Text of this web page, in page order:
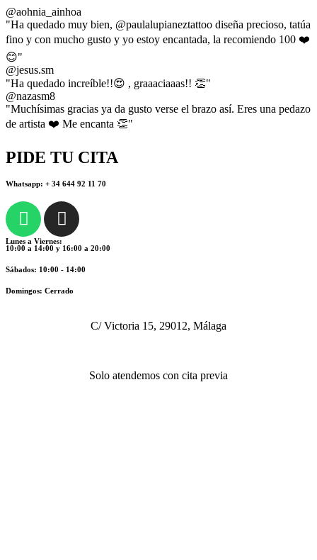
@aohnia_ainhoa
"Ha quedado muy bien, @paulalupianeztattoo diseña precioso, tatúa
fino y con mucho gusto y yo estoy encantada, la recomiendo 100 ❤️
😊"
@jesus.sm
"Ha quedado increíble!!😍 , graaaciaaas!! 👏"
@nazasm8
"Muchísimas gracias ya da gusto verse el brazo así. Eres una pedazo
de artista ❤️ Me encanta 👏"
PIDE TU CITA
Whatsapp: + 34 644 92 11 70
Lunes a Viernes:
10:00 a 14:00 y 16:00 a 20:00
Sábados: 10:00 - 14:00
Domingos: Cerrado
C/ Victoria 15, 29012, Málaga
Solo atendemos con cita previa